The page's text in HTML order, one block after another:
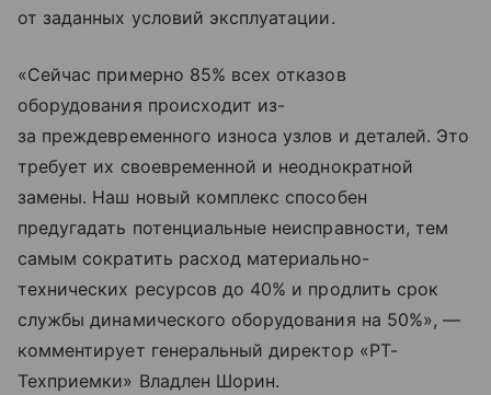
от заданных условий эксплуатации.
«Сейчас примерно 85% всех отказов
оборудования происходит из-
за преждевременного износа узлов и деталей. Это
требует их своевременной и неоднократной
замены. Наш новый комплекс способен
предугадать потенциальные неисправности, тем
самым сократить расход материально-
технических ресурсов до 40% и продлить срок
службы динамического оборудования на 50%», —
комментирует генеральный директор «РТ-
Техприемки» Владлен Шорин.